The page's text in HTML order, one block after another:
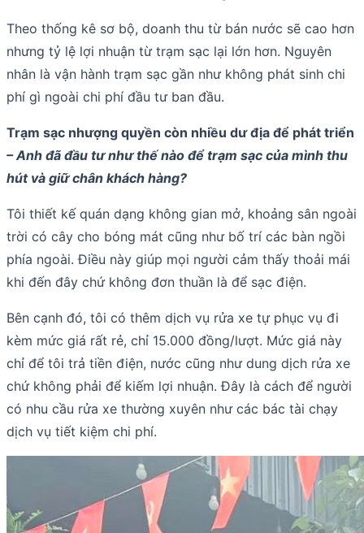
Theo thống kê sơ bộ, doanh thu từ bán nước sẽ cao hơn
nhưng tỷ lệ lợi nhuận từ trạm sạc lại lớn hơn. Nguyên
nhân là vận hành trạm sạc gần như không phát sinh chi
phí gì ngoài chi phí đầu tư ban đầu.
Trạm sạc nhượng quyền còn nhiều dư địa để phát triển
– Anh đã đầu tư như thế nào để trạm sạc của mình thu
hút và giữ chân khách hàng?
Tôi thiết kế quán dạng không gian mở, khoảng sân ngoài
trời có cây cho bóng mát cũng như bố trí các bàn ngồi
phía ngoài. Điều này giúp mọi người cảm thấy thoải mái
khi đến đây chứ không đơn thuần là để sạc điện.
Bên cạnh đó, tôi có thêm dịch vụ rửa xe tự phục vụ đi
kèm mức giá rất rẻ, chỉ 15.000 đồng/lượt. Mức giá này
chỉ để tôi trả tiền điện, nước cũng như dung dịch rửa xe
chứ không phải để kiếm lợi nhuận. Đây là cách để người
có nhu cầu rửa xe thường xuyên như các bác tài chạy
dịch vụ tiết kiệm chi phí.